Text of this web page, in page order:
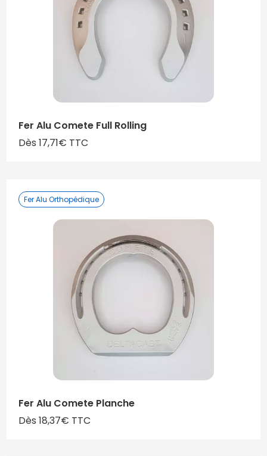
Fer Alu Comete Full Rolling
Dès 17,71€ TTC
Fer Alu Orthopédique
Fer Alu Comete Planche
Dès 18,37€ TTC